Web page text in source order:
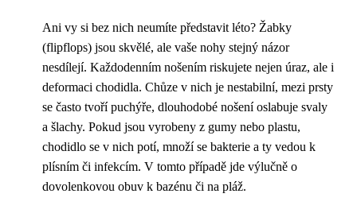
Ani vy si bez nich neumíte představit léto? Žabky
(flipflops) jsou skvělé, ale vaše nohy stejný názor
nesdílejí. Každodenním nošením riskujete nejen úraz, ale i
deformaci chodidla. Chůze v nich je nestabilní, mezi prsty
se často tvoří puchýře, dlouhodobé nošení oslabuje svaly
a šlachy. Pokud jsou vyrobeny z gumy nebo plastu,
chodidlo se v nich potí, množí se bakterie a ty vedou k
plísním či infekcím. V tomto případě jde výlučně o
dovolenkovou obuv k bazénu či na pláž.